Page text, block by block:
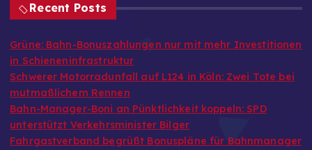
Recent Posts
Grüne: Bahn-Bonuszahlungen nur mit mehr Investitionen
in Schieneninfrastruktur
Schwerer Motorradunfall auf L124 in Köln: Zwei Tote bei
mutmaßlichem Rennen
Bahn-Manager-Boni an Pünktlichkeit koppeln: SPD
unterstützt Verkehrsminister Bilger
Fahrgastverband begrüßt Bonuspläne für Bahnmanager